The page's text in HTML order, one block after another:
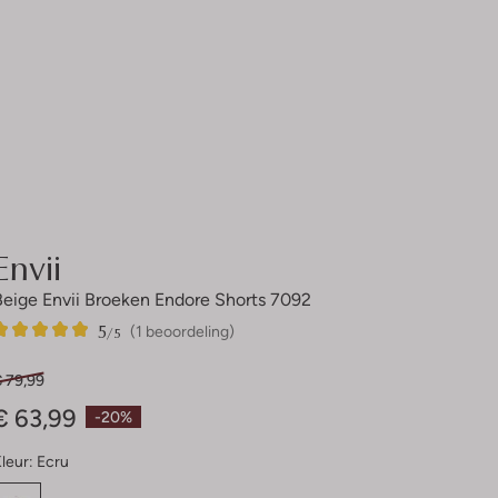
Envii Broeken Endore Shorts 7092
(1 beoordeling)
5/5
-20%
79,99
63,99
Ecru